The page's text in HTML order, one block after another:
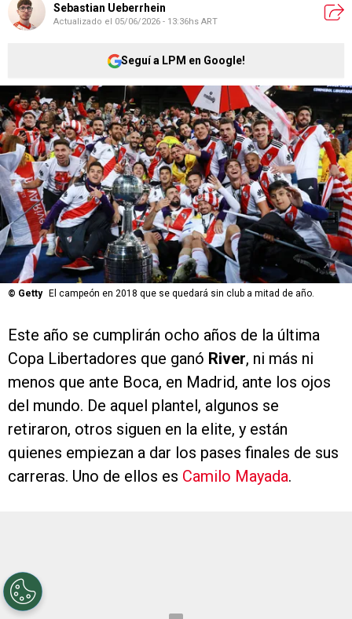
Sebastian Ueberrhein
Actualizado el 05/06/2026 - 13:36hs ART
Seguí a LPM en Google!
© Getty El campeón en 2018 que se quedará sin club a mitad de año.
Este año se cumplirán ocho años de la última
Copa Libertadores que ganó River, ni más ni
menos que ante Boca, en Madrid, ante los ojos
del mundo. De aquel plantel, algunos se
retiraron, otros siguen en la elite, y están
quienes empiezan a dar los pases finales de sus
carreras. Uno de ellos es Camilo Mayada.